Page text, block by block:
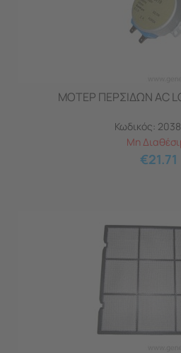
ΜΟΤΕΡ ΠΕΡΣΙΔΩΝ AC
Κωδικός:
Μη
€21.71